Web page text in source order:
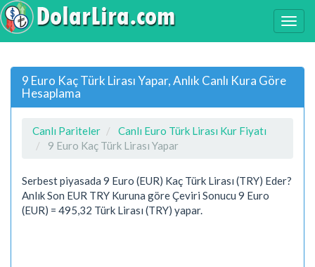
9 Euro Kaç Türk Lirası Yapar, Anlık Canlı Kura Göre
Hesaplama
Canlı Pariteler
Canlı Euro Türk Lirası Kur Fiyatı
9 Euro Kaç Türk Lirası Yapar
Serbest piyasada 9 Euro (EUR) Kaç Türk Lirası (TRY) Eder?
Anlık Son EUR TRY Kuruna göre Çeviri Sonucu 9 Euro
(EUR) = 495,32 Türk Lirası (TRY) yapar.